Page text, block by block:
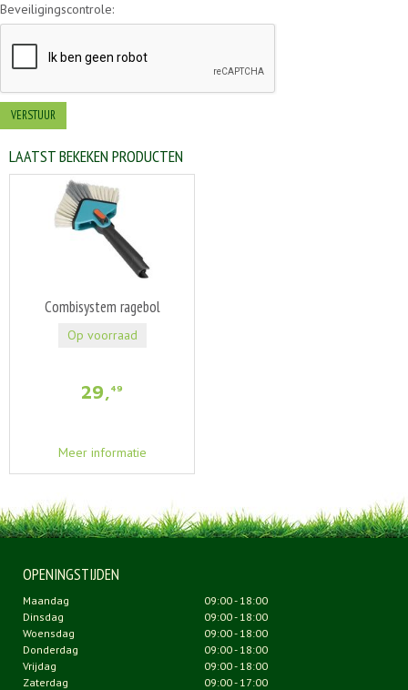
Beveiligingscontrole:
LAATST BEKEKEN PRODUCTEN
Combisystem ragebol
29,49
Meer informatie
Op voorraad
OPENINGSTIJDEN
Maandag
09:00 - 18:00
Dinsdag
09:00 - 18:00
Woensdag
09:00 - 18:00
Donderdag
09:00 - 18:00
Vrijdag
09:00 - 18:00
Zaterdag
09:00 - 17:00